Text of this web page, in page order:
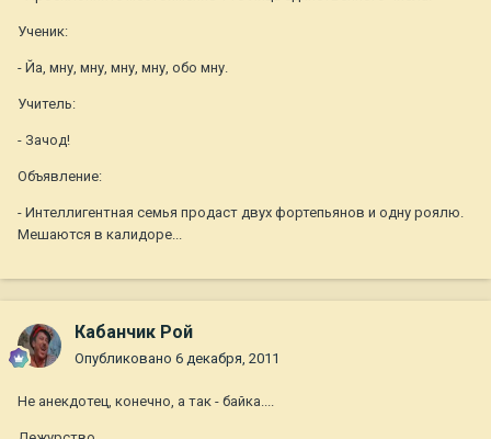
Ученик:
- Йа, мну, мну, мну, мну, обо мну.
Учитель:
- Зачод!
Объявление:
- Интеллигентная семья продаст двух фортепьянов и одну роялю.
Мешаются в калидоре...
Кабанчик Рой
Опубликовано 6 декабря, 2011
Не анекдотец, конечно, а так - байка....